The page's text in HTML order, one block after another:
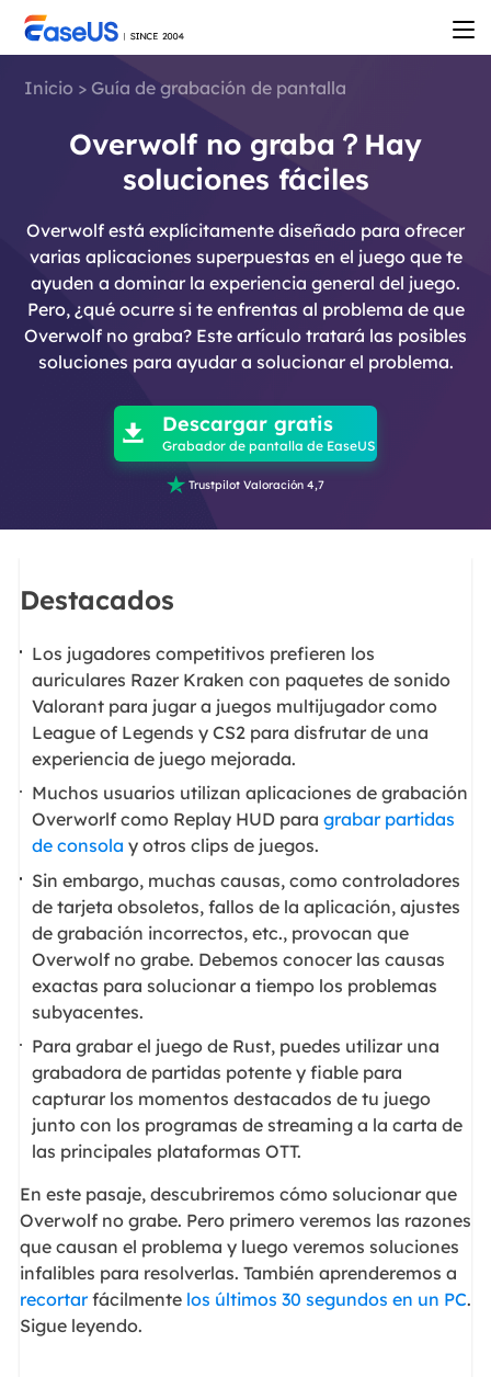
Inicio > Guía de grabación de pantalla
Overwolf no graba？Hay
soluciones fáciles
Overwolf está explícitamente diseñado para ofrecer
varias aplicaciones superpuestas en el juego que te
ayuden a dominar la experiencia general del juego.
Pero, ¿qué ocurre si te enfrentas al problema de que
Overwolf no graba? Este artículo tratará las posibles
soluciones para ayudar a solucionar el problema.

 Descargar gratis
Grabador de pantalla de EaseUS
 Trustpilot Valoración 4,7
Destacados
Los jugadores competitivos prefieren los
auriculares Razer Kraken con paquetes de sonido
Valorant para jugar a juegos multijugador como
League of Legends y CS2 para disfrutar de una
experiencia de juego mejorada.
Muchos usuarios utilizan aplicaciones de grabación
Overworlf como Replay HUD paragrabar partidas
de consola y otros clips de juegos.
Sin embargo, muchas causas, como controladores
de tarjeta obsoletos, fallos de la aplicación, ajustes
de grabación incorrectos, etc., provocan que
Overwolf no grabe. Debemos conocer las causas
exactas para solucionar a tiempo los problemas
subyacentes.
Para grabar el juego de Rust, puedes utilizar una
grabadora de partidas potente y fiable para
capturar los momentos destacados de tu juego
junto con los programas de streaming a la carta de
las principales plataformas OTT.
En este pasaje, descubriremos cómo solucionar que
Overwolf no grabe. Pero primero veremos las razones
que causan el problema y luego veremos soluciones
infalibles para resolverlas. También aprenderemos a
recortarfácilmente los últimos 30 segundos en un PC.
Sigue leyendo.